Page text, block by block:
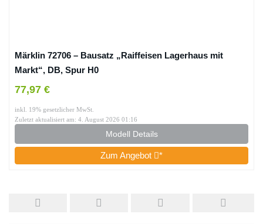
Märklin 72706 – Bausatz „Raiffeisen Lagerhaus mit
Markt“, DB, Spur H0
77,97 €
inkl. 19% gesetzlicher MwSt.
Zuletzt aktualisiert am: 4. August 2026 01:16
Modell Details
Zum Angebot *